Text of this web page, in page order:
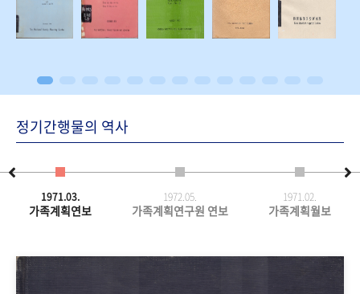
정기간행물의 역사
1971.03.
가족계획연보
1972.05.
가족계획연구원 연보
1971.02.
가족계획월보